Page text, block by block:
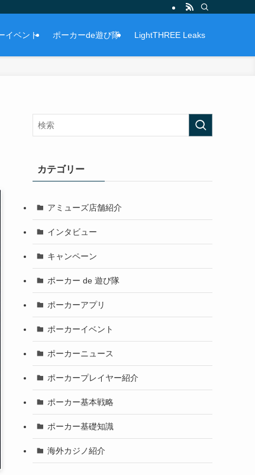
イベント ポーカーde遊び隊 LightTHREE Leaks
カテゴリー
アミューズ店舗紹介
インタビュー
キャンペーン
ポーカー de 遊び隊
ポーカーアプリ
ポーカーイベント
ポーカーニュース
ポーカープレイヤー紹介
ポーカー基本戦略
ポーカー基礎知識
海外カジノ紹介